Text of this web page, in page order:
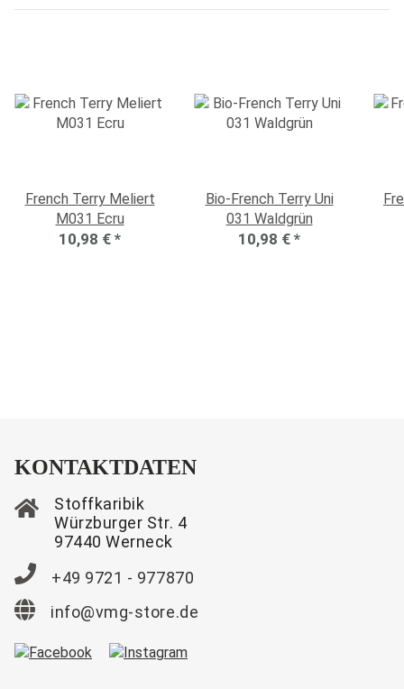
French Terry Meliert
M031 Ecru
10,98 € *
Bio-French Terry Uni
031 Waldgrün
10,98 € *
KONTAKTDATEN
Stoffkaribik
Würzburger Str. 4
97440 Werneck
+49 9721 - 977870
info@vmg-store.de